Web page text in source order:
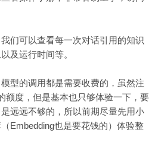
们可以查看每一次对话引用的知识
及运行时间等。
型的调用都是需要收费的，虽然注
额度，但是基本也只够体验一下，要
远远不够的，所以前期尽量先用小
Embedding也是要花钱的）体验整